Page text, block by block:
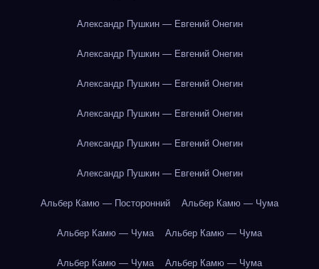
Александр Пушкин — Евгений Онегин
Александр Пушкин — Евгений Онегин
Александр Пушкин — Евгений Онегин
Александр Пушкин — Евгений Онегин
Александр Пушкин — Евгений Онегин
Александр Пушкин — Евгений Онегин
Альбер Камю — Посторонний Альбер Камю — Чума
Альбер Камю — Чума Альбер Камю — Чума
Альбер Камю — Чума Альбер Камю — Чума